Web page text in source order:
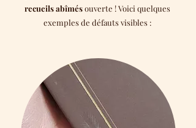
recueils abîmésouverte ! Voici quelques
exemples de défauts visibles :